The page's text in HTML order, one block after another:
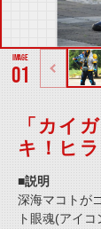
01
「カイ
キ！ヒ
■説明
深海マコトが
ト眼魂(アイ